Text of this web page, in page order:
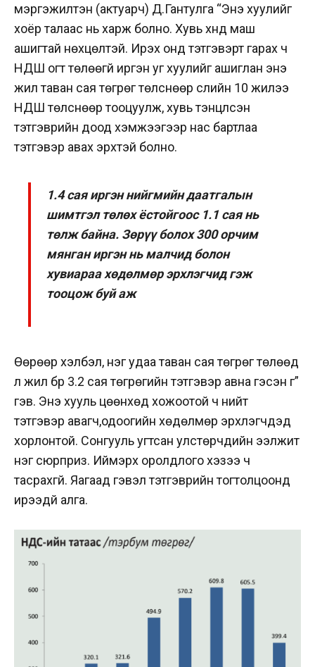
мэргэжилтэн (актуарч) Д.Гантулга “Энэ хуулийг
хоёр талаас нь харж болно. Хувь хүнд маш
ашигтай нөхцөлтэй. Ирэх онд тэтгэвэрт гарах ч
НДШ огт төлөөгүй иргэн уг хуулийг ашиглан энэ
жил таван сая төгрөг төлснөөр сүүлийн 10 жилээ
НДШ төлснөөр тооцуулж, хувь тэнцүүлсэн
тэтгэврийн доод хэмжээгээр нас бартлаа
тэтгэвэр авах эрхтэй болно.
1.4 сая иргэн нийгмийн даатгалын
шимтгэл төлөх ёстойгоос 1.1 сая нь
төлж байна. Зөрүү болох 300 орчим
мянган иргэн нь малчид болон
хувиараа хөдөлмөр эрхлэгчид гэж
тооцож буй аж
Өөрөөр хэлбэл, нэг удаа таван сая төгрөг төлөөд
л жил бүр 3.2 сая төгрөгийн тэтгэвэр авна гэсэн үг”
гэв. Энэ хууль цөөнхөд хожоотой ч нийт
тэтгэвэр авагч,одоогийн хөдөлмөр эрхлэгчдэд
хорлонтой. Сонгууль угтсан улстөрчдийн ээлжит
нэг сюрприз. Иймэрхүү оролдлого хэзээ ч
тасрахгүй. Яагаад гэвэл тэтгэврийн тогтолцоонд
ирээдүй алга.